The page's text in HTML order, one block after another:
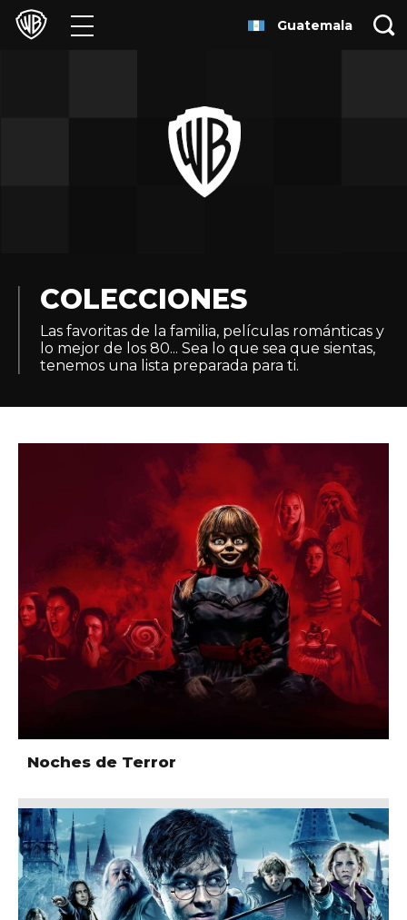
Películas
Juegos y Aplicaciones
Experiencias
Guatemala
COLECCIONES
Las favoritas de la familia, películas románticas y
lo mejor de los 80... Sea lo que sea que sientas,
tenemos una lista preparada para ti.
Noches de Terror